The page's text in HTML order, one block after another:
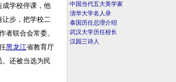
成学校停课，他
让步，把学校二
者联合会常委。
黑龙江省教育厅
。还被当选为民
·中国当代五大美学家
·清华大学名人录
·泰国历任总理介绍
·武汉大学历任校长
·汉园三诗人